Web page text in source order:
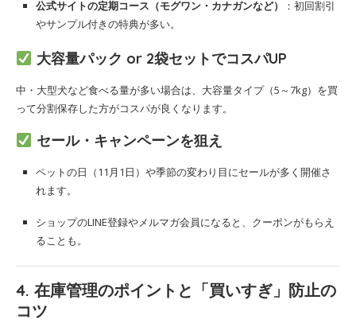
公式サイトの定期コース（モグワン・カナガンなど）
：初回割引
やサンプル付きの特典が多い。
大容量パック or 2袋セットでコスパUP
中・大型犬など食べる量が多い場合は、大容量タイプ（5～7kg）を買
って分割保存した方がコスパが良くなります。
セール・キャンペーンを狙え
ペットの日（11月1日）や季節の変わり目にセールが多く開催さ
れます。
ショップのLINE登録やメルマガ会員になると、クーポンがもらえ
ることも。
4. 在庫管理のポイントと「買いすぎ」防止の
コツ